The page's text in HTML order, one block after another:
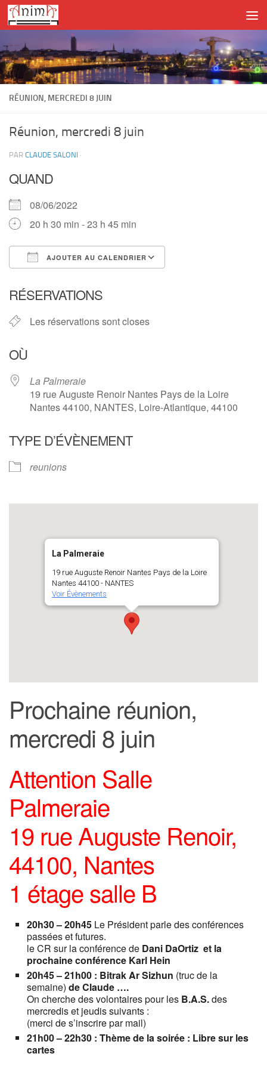
Skip to content
RÉUNION, MERCREDI 8 JUIN
Réunion, mercredi 8 juin
PAR CLAUDE SALONI ·
QUAND
08/06/2022
20 h 30 min - 23 h 45 min
AJOUTER AU CALENDRIER
RÉSERVATIONS
Les réservations sont closes
OÙ
La Palmeraie
19 rue Auguste Renoir Nantes Pays de la Loire
Nantes 44100, NANTES, Loire-Atlantique, 44100
TYPE D’ÉVÈNEMENT
reunions
La Palmeraie
19 rue Auguste Renoir Nantes Pays de la Loire
Nantes 44100 - NANTES
Voir Évènements
Prochaine réunion,
mercredi 8 juin
Attention Salle
Palmeraie
19 rue Auguste Renoir,
44100, Nantes
1 étage salle B
20h30 – 20h45 Le Président parle des conférences
passées et futures.
le CR sur la conférence de Dani DaOrtiz et la
prochaine conférence Karl Hein
20h45 – 21h00 : Bitrak Ar Sizhun (truc de la
semaine) de Claude ….
On cherche des volontaires pour les B.A.S.des
mercredis et jeudis suivants :
(merci de s’inscrire par mail)
21h00 – 22h30 : Thème de la soirée : Libre sur les
cartes